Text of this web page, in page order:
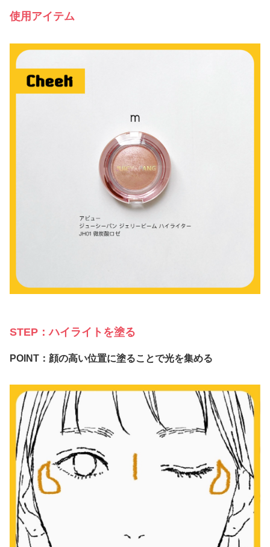
使用アイテム
STEP：ハイライトを塗る
POINT：顔の高い位置に塗ることで光を集める